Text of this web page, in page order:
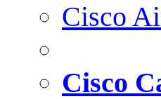
Cisco
Cisco